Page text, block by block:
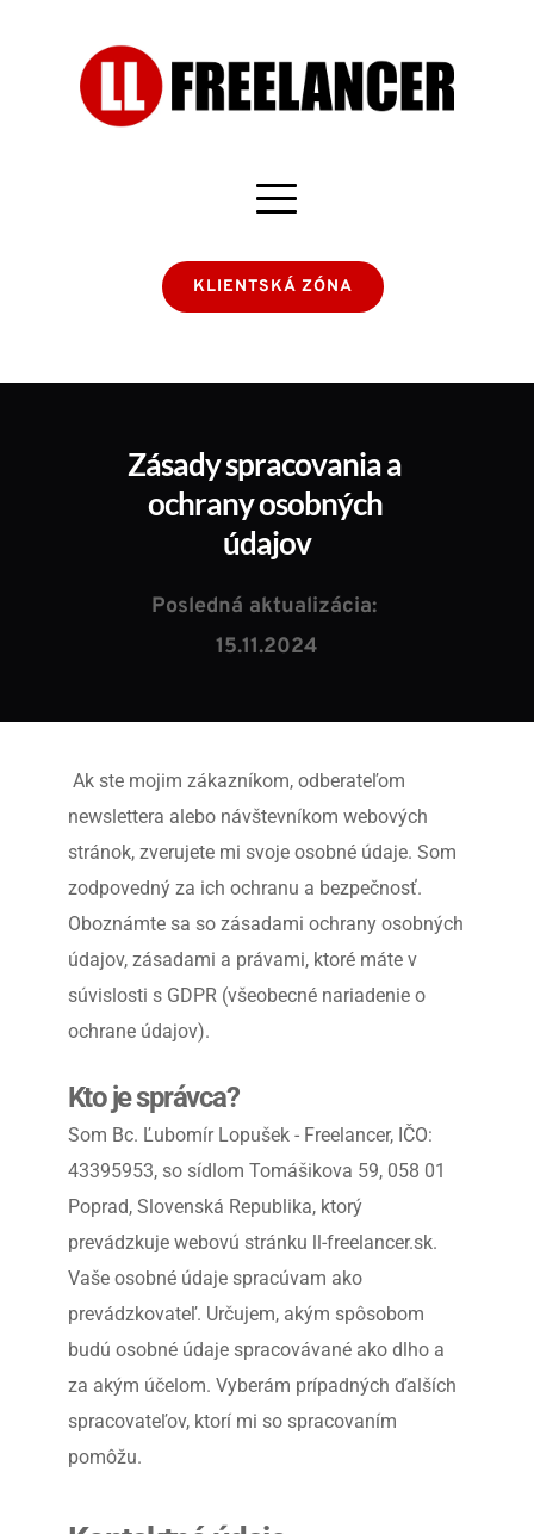
KLIENTSKÁ ZÓNA
Zásady spracovania a
ochrany osobných
údajov
Posledná aktualizácia:
15.11.2024
newslettera alebo návštevníkom webových
stránok, zverujete mi svoje osobné údaje. Som
zodpovedný za ich ochranu a bezpečnosť.
Oboznámte sa so zásadami ochrany osobných
údajov, zásadami a právami, ktoré máte v
súvislosti s GDPR (všeobecné nariadenie o
ochrane údajov).
Kto je správca?
Som Bc. Ľubomír Lopušek - Freelancer, IČO:
43395953, so sídlom Tomášikova 59, 058 01
Poprad, Slovenská Republika, ktorý
prevádzkuje webovú stránku ll-freelancer.sk.
Vaše osobné údaje spracúvam ako
prevádzkovateľ. Určujem, akým spôsobom
budú osobné údaje spracovávané ako dlho a
za akým účelom. Vyberám prípadných ďalších
spracovateľov, ktorí mi so spracovaním
pomôžu.